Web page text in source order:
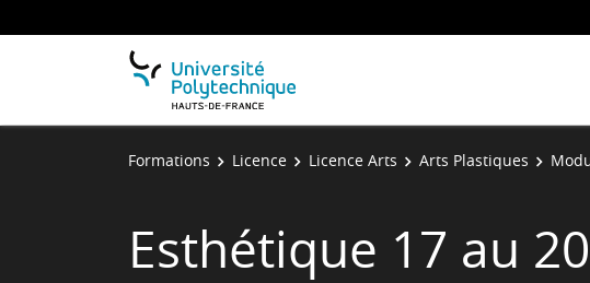
Formations Licence Licence Arts Arts Plastiques
Esthétique 17 au